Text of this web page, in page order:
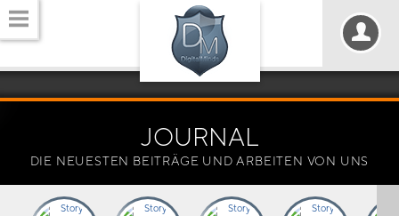
JOURNAL
DIE NEUESTEN BEITRÄGE UND ARBEITEN VON UNS